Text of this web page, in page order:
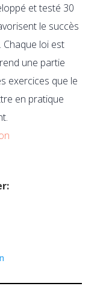
et testé 30
le succès
loi est
une partie
exercices que le
en pratique